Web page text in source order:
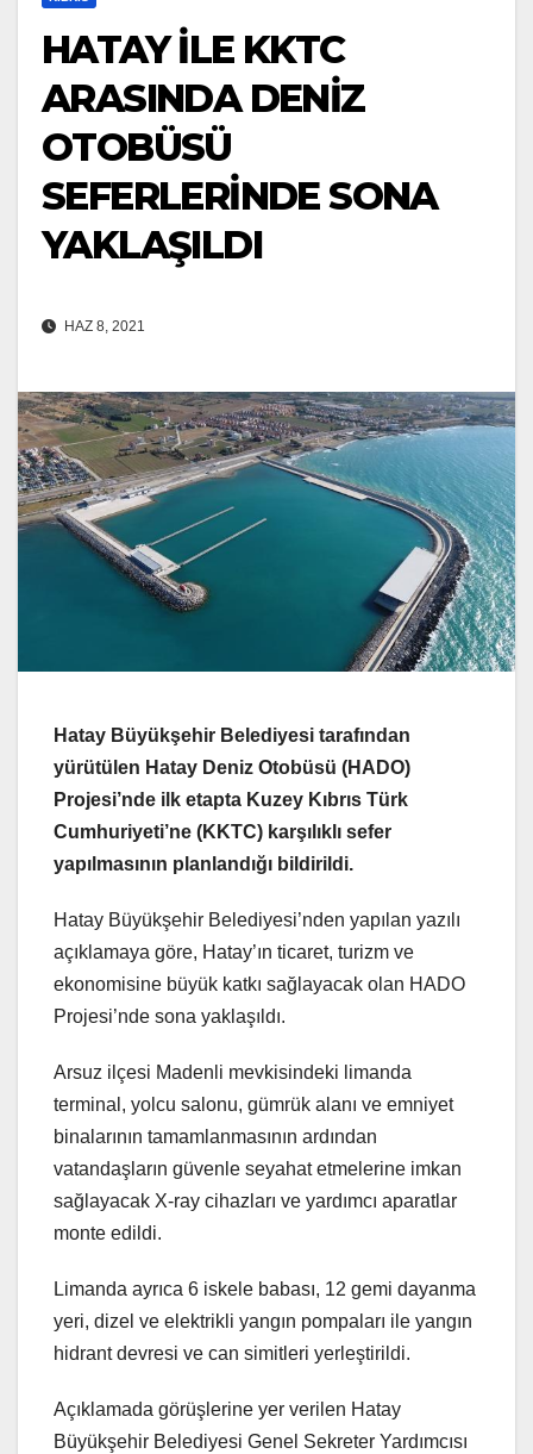
HATAY İLE KKTC
ARASINDA DENİZ
OTOBÜSÜ
SEFERLERİNDE SONA
YAKLAŞILDI
HAZ 8, 2021
Hatay Büyükşehir Belediyesi tarafından
yürütülen Hatay Deniz Otobüsü (HADO)
Projesi’nde ilk etapta Kuzey Kıbrıs Türk
Cumhuriyeti’ne (KKTC) karşılıklı sefer
yapılmasının planlandığı bildirildi.
Hatay Büyükşehir Belediyesi’nden yapılan yazılı
açıklamaya göre, Hatay’ın ticaret, turizm ve
ekonomisine büyük katkı sağlayacak olan HADO
Projesi’nde sona yaklaşıldı.
Arsuz ilçesi Madenli mevkisindeki limanda
terminal, yolcu salonu, gümrük alanı ve emniyet
binalarının tamamlanmasının ardından
vatandaşların güvenle seyahat etmelerine imkan
sağlayacak X-ray cihazları ve yardımcı aparatlar
monte edildi.
Limanda ayrıca 6 iskele babası, 12 gemi dayanma
yeri, dizel ve elektrikli yangın pompaları ile yangın
hidrant devresi ve can simitleri yerleştirildi.
Açıklamada görüşlerine yer verilen Hatay
Büyükşehir Belediyesi Genel Sekreter Yardımcısı